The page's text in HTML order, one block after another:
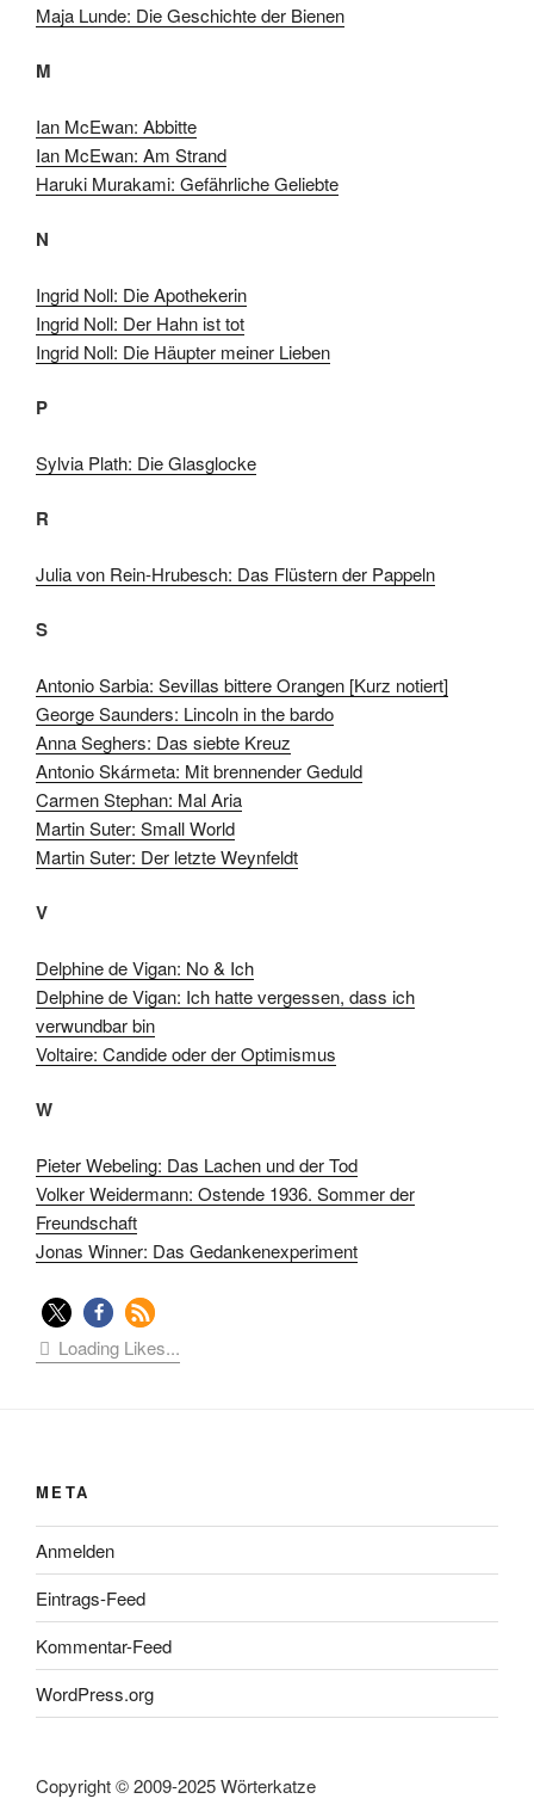
Maja Lunde: Die Geschichte der Bienen
M
Ian McEwan: Abbitte
Ian McEwan: Am Strand
Haruki Murakami: Gefährliche Geliebte
N
Ingrid Noll: Die Apothekerin
Ingrid Noll: Der Hahn ist tot
Ingrid Noll: Die Häupter meiner Lieben
P
Sylvia Plath: Die Glasglocke
R
Julia von Rein-Hrubesch: Das Flüstern der Pappeln
S
Antonio Sarbia: Sevillas bittere Orangen [Kurz notiert]
George Saunders: Lincoln in the bardo
Anna Seghers: Das siebte Kreuz
Antonio Skármeta: Mit brennender Geduld
Carmen Stephan: Mal Aria
Martin Suter: Small World
Martin Suter: Der letzte Weynfeldt
V
Delphine de Vigan: No & Ich
Delphine de Vigan: Ich hatte vergessen, dass ich
verwundbar bin
Voltaire: Candide oder der Optimismus
W
Pieter Webeling: Das Lachen und der Tod
Volker Weidermann: Ostende 1936. Sommer der
Freundschaft
Jonas Winner: Das Gedankenexperiment
Loading Likes...
META
Anmelden
Eintrags-Feed
Kommentar-Feed
WordPress.org
Copyright © 2009-2025 Wörterkatze